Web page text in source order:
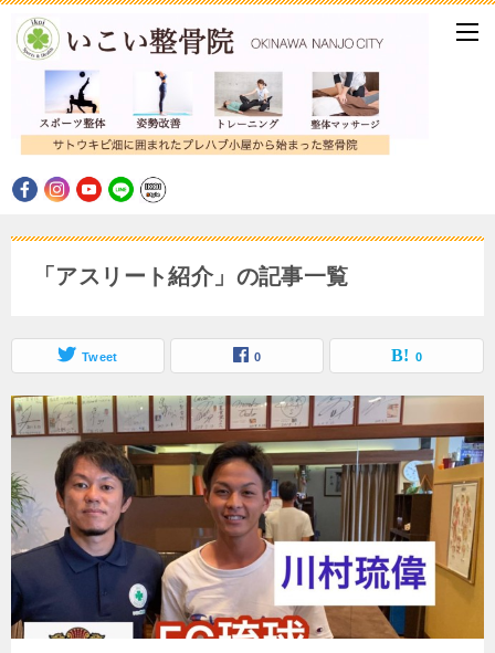
「アスリート紹介」の記事一覧
Tweet 0 0